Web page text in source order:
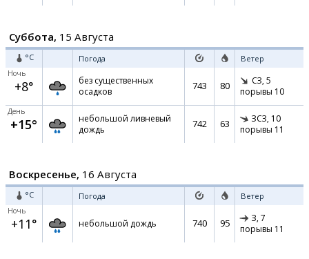
Суббота, 15 Августа
°C Погода Ветер
Ночь
+8°
без существенных
осадков
743 80 СЗ, 5
порывы 10
День
+15°
небольшой ливневый
дождь
742 63 ЗСЗ, 10
порывы 11
Воскресенье, 16 Августа
°C Погода Ветер
Ночь
+11° небольшой дождь 740 95 З, 7
порывы 11